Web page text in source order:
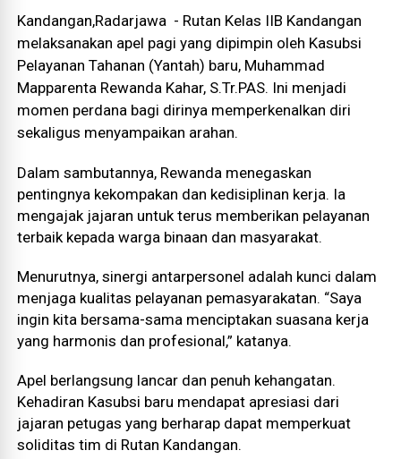
Kandangan,Radarjawa - Rutan Kelas IIB Kandangan
melaksanakan apel pagi yang dipimpin oleh Kasubsi
Pelayanan Tahanan (Yantah) baru, Muhammad
Mapparenta Rewanda Kahar, S.Tr.PAS. Ini menjadi
momen perdana bagi dirinya memperkenalkan diri
sekaligus menyampaikan arahan.
Dalam sambutannya, Rewanda menegaskan
pentingnya kekompakan dan kedisiplinan kerja. Ia
mengajak jajaran untuk terus memberikan pelayanan
terbaik kepada warga binaan dan masyarakat.
Menurutnya, sinergi antarpersonel adalah kunci dalam
menjaga kualitas pelayanan pemasyarakatan. “Saya
ingin kita bersama-sama menciptakan suasana kerja
yang harmonis dan profesional,” katanya.
Apel berlangsung lancar dan penuh kehangatan.
Kehadiran Kasubsi baru mendapat apresiasi dari
jajaran petugas yang berharap dapat memperkuat
soliditas tim di Rutan Kandangan.